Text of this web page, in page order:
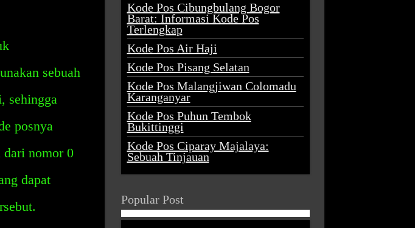
sebuah
sehingga
posnya
nomor 0
dapat
Kode Pos Cibungbulang Bogor
Barat: Informasi Kode Pos
Terlengkap
Kode Pos Air Haji
Kode Pos Pisang Selatan
Kode Pos Malangjiwan Colomadu
Karanganyar
Kode Pos Puhun Tembok
Bukittinggi
Kode Pos Ciparay Majalaya:
Sebuah Tinjauan
Popular Post